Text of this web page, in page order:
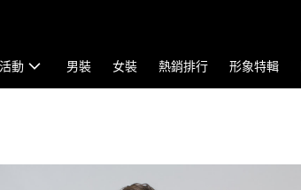
動 男裝 女裝 熱銷排行 形象特輯